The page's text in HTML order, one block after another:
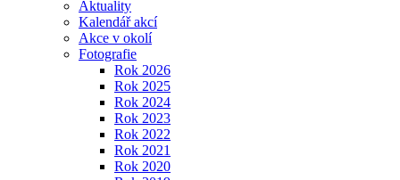
Aktuality
Kalendář akcí
Akce v okolí
Fotografie
Rok 2026
Rok 2025
Rok 2024
Rok 2023
Rok 2022
Rok 2021
Rok 2020